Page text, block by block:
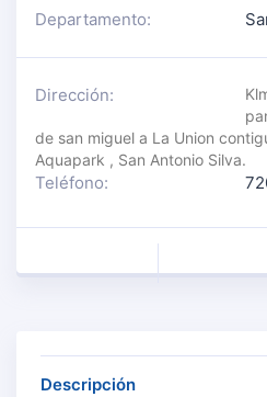
Departamento:
Dirección:
de san miguel a La Union
Aquapark , San Antonio Silva.
Teléfono:
Descripción